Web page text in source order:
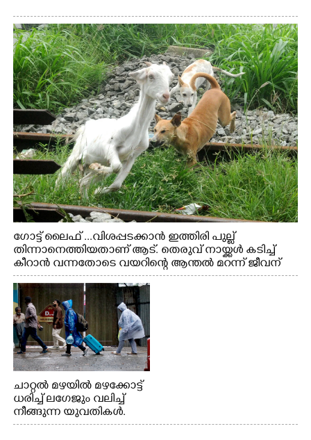
ഗോട്ട് ലൈഫ് ...വിശപ്പടക്കാൻ ഇത്തിരി പുല്ല്
തിന്നാനെത്തിയതാണ് ആട്. തെരുവ് നായ്ക്കൾ കടിച്ച്
കീറാൻ വന്നതോടെ വയറിന്റെ ആന്തൽ മറന്ന് ജീവന്
വേണ്ടിയായി ഓട്ടം. എറണാകുളം വാത്തുരുത്തിയിൽ
നിന്നുള്ള കാഴ്ച
ചാറ്റൽ മഴയിൽ മഴക്കോട്ട്
ധരിച്ച് ലഗേജും വലിച്ച്
നീങ്ങുന്ന യുവതികൾ.
എറണാകുളം മേനകയിൽ